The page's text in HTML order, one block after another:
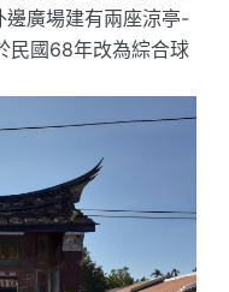
廣場建有兩座涼亭-
民國68年改為綜合球